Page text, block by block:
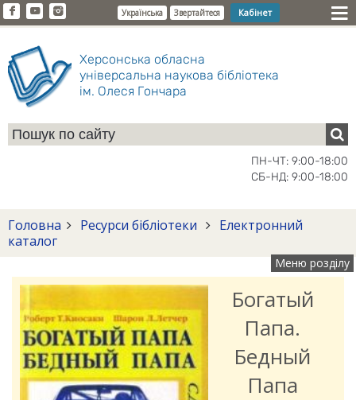
Українська Звертайтеся Кабінет
Херсонська обласна
універсальна наукова бібліотека
ім. Олеся Гончара
ПН-ЧТ: 9:00-18:00
СБ-НД: 9:00-18:00
Головна Ресурси бібліотеки
Електронний
каталог
Меню розділу
Богатый
Папа.
Бедный
Папа